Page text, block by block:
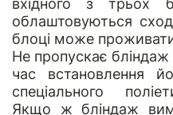
облаштовуються
блоці може
Не пропускає
час встановлення
спеціального
Якщо ж бліндаж